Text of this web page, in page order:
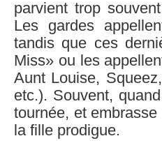
parvient trop
Les gardes
tandis que ces
Miss» ou les
Aunt Louise,
etc.). Souvent,
tournée, et
la fille prodigue.